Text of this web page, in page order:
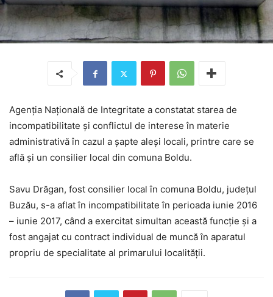
Agenţia Naţională de Integritate a constatat starea de
incompatibilitate şi conflictul de interese în materie
administrativă în cazul a şapte aleşi locali, printre care se
află şi un consilier local din comuna Boldu.
Savu Drăgan, fost consilier local în comuna Boldu, judeţul
Buzău, s-a aflat în incompatibilitate în perioada iunie 2016
– iunie 2017, când a exercitat simultan această funcţie şi a
fost angajat cu contract individual de muncă în aparatul
propriu de specialitate al primarului localităţii.